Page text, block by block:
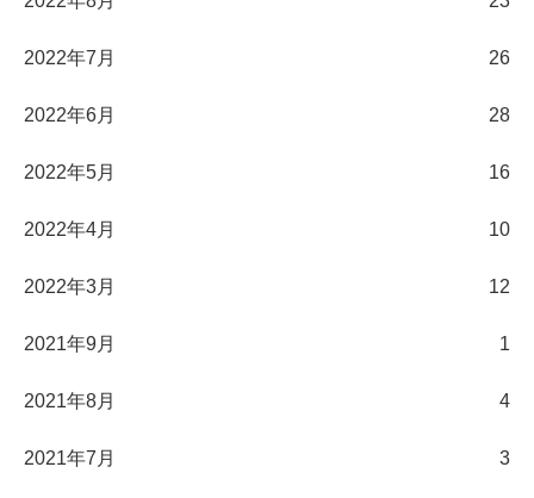
2022年7月 26
2022年6月 28
2022年5月 16
2022年4月 10
2022年3月 12
2021年9月 1
2021年8月 4
2021年7月 3